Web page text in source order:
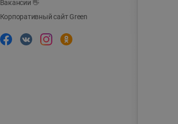
Вакансии👋
Корпоративный сайт Green